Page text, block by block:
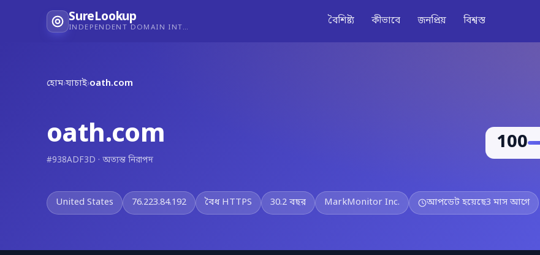
SureLookup
INDEPENDENT DOMAIN INTELLIGENCE
বৈশিষ্ট্য কীভাবে জনপ্রিয় বিশ্বস্ত
হোম›যাচাই›oath.com
oath.com
#938ADF3D · অত্যন্ত নিরাপদ
100
United States 76.223.84.192 বৈধ HTTPS 30.2 বছর MarkMonitor Inc. আপডেট হয়েছে3 মাস আগে